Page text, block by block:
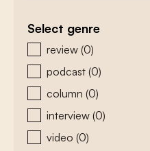
Select genre
zoeken - genre
review (0)
podcast (0)
column (0)
interview (0)
video (0)